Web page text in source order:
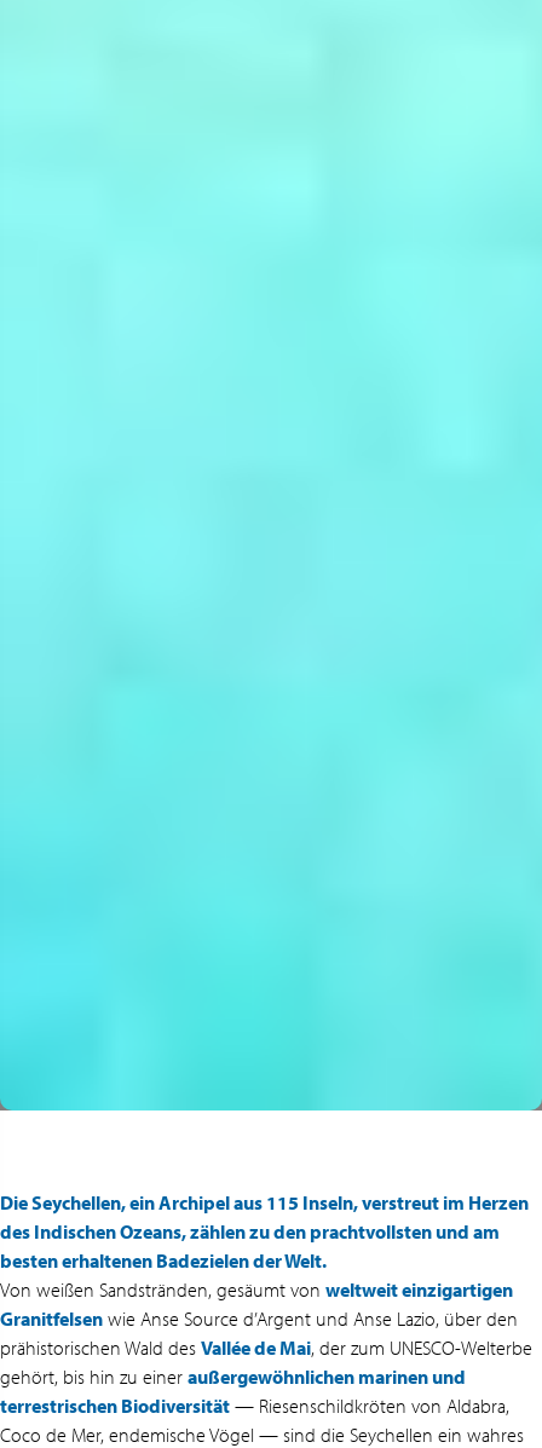
Die Seychellen, ein Archipel aus 115 Inseln, verstreut im Herzen
des Indischen Ozeans, zählen zu den prachtvollsten und am
besten erhaltenen Badezielen der Welt.
Von weißen Sandstränden, gesäumt von weltweit einzigartigen
Granitfelsen wie Anse Source d’Argent und Anse Lazio, über den
prähistorischen Wald des Vallée de Mai, der zum UNESCO-Welterbe
gehört, bis hin zu einer außergewöhnlichen marinen und
terrestrischen Biodiversität — Riesenschildkröten von Aldabra,
Coco de Mer, endemische Vögel — sind die Seychellen ein wahres